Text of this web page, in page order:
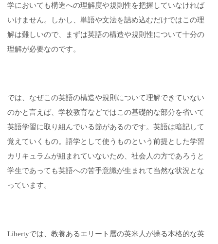
学においても構造への理解度や規則性を把握していなければ
いけません。しかし、単語や文法を詰め込むだけではこの理
解は難しいので、まずは英語の構造や規則性について十分の
理解が必要なのです。
では、なぜこの英語の構造や規則について理解できていない
のかと言えば、学校教育などではこの基礎的な部分を省いて
英語学習に取り組んでいる節があるのです。英語は暗記して
覚えていくもの。語学として使うものという前提とした学習
カリキュラムが組まれていないため、社会人の方であろうと
学生であっても英語への苦手意識が生まれて当然な状況とな
っています。
Libertyでは、教養あるエリート層の英米人が操る本格的な英